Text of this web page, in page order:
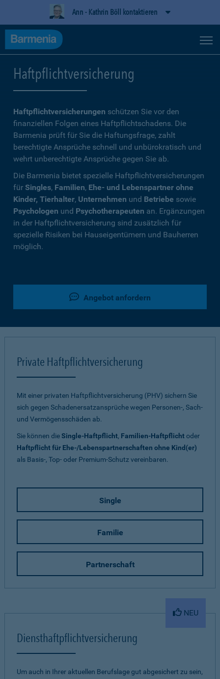
Ann - Kathrin Böll kontaktieren
Haftpflichtversicherung
Haftpflichtversicherungen schützen Sie vor den
finanziellen Folgen eines Haftpflichtschadens. Die
Barmenia prüft für Sie die Haftungsfrage, zahlt
berechtigte Ansprüche schnell und unbürokratisch und
wehrt unberechtigte Ansprüche gegen Sie ab.
Die Barmenia bietet spezielle Haftpflichtversicherungen
für Singles, Familien, Ehe- und Lebenspartner ohne
Kinder, Tierhalter, Unternehmen und Betriebe sowie
Psychologen und Psychotherapeuten an. Ergänzungen
in der Haftpflichtversicherung sind zusätzlich für
spezielle Risiken bei Hauseigentümern und Bauherren
möglich.
Angebot anfordern
Private Haftpflichtversicherung
Mit einer privaten Haftpflichtversicherung (PHV) sichern Sie
sich gegen Schadenersatzansprüche wegen Personen-, Sach-
und Vermögensschäden ab.
Sie können dieSingle-Haftpflicht, Familien-Haftpflichtoder
Haftpflicht für Ehe-/Lebenspartnerschaften ohne Kind(er)
als Basis-, Top- oder Premium-Schutz vereinbaren.
Single
Familie
Partnerschaft
NEU
Diensthaftpflichtversicherung
Um auch in Ihrer aktuellen Berufslage gut abgesichert zu sein,